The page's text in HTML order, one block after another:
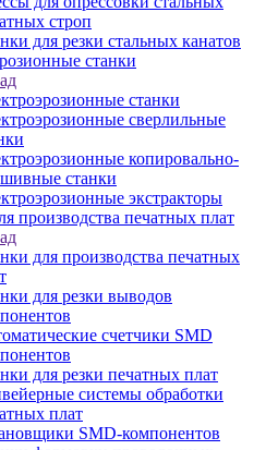
строп
для резки стальных канатов
станки
станки
сверлильные
копировально-
станки
экстракторы
производства печатных плат
для производства печатных
для резки выводов
счетчики SMD
для резки печатных плат
системы обработки
плат
SMD-компонентов